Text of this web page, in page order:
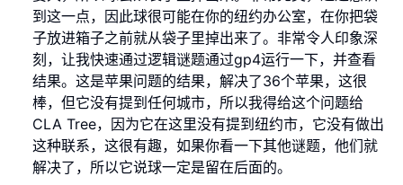
到这一点，因此球很可能在你的纽约办公室，在你把袋
子放进箱子之前就从袋子里掉出来了。非常令人印象深
刻，让我快速通过逻辑谜题通过gp4运行一下，并查看
结果。这是苹果问题的结果，解决了36个苹果，这很
棒，但它没有提到任何城市，所以我得给这个问题给
CLA Tree，因为它在这里没有提到纽约市，它没有做出
这种联系，这很有趣，如果你看一下其他谜题，他们就
解决了，所以它说球一定是留在后面的。